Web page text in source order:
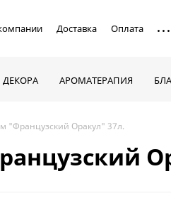
Доставка Оплата
АРОМАТЕРАПИЯ
"Французский Оракул" 37л.